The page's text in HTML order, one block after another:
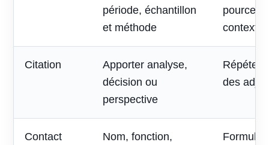
période, échantillon
et méthode
contexte
Citation
Apporter analyse,
décision ou
perspective
Répéter
des
Contact
Nom, fonction,